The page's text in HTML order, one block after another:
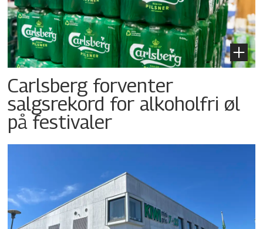
Carlsberg forventer
salgsrekord for alkoholfri øl
på festivaler